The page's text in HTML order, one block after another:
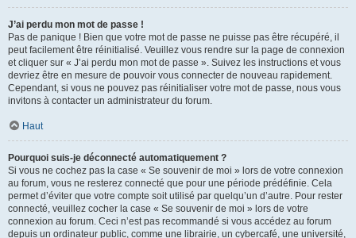
J’ai perdu mon mot de passe !
Pas de panique ! Bien que votre mot de passe ne puisse pas être récupéré, il
peut facilement être réinitialisé. Veuillez vous rendre sur la page de connexion
et cliquer sur « J’ai perdu mon mot de passe ». Suivez les instructions et vous
devriez être en mesure de pouvoir vous connecter de nouveau rapidement.
Cependant, si vous ne pouvez pas réinitialiser votre mot de passe, nous vous
invitons à contacter un administrateur du forum.
Haut
Pourquoi suis-je déconnecté automatiquement ?
Si vous ne cochez pas la case « Se souvenir de moi » lors de votre connexion
au forum, vous ne resterez connecté que pour une période prédéfinie. Cela
permet d’éviter que votre compte soit utilisé par quelqu’un d’autre. Pour rester
connecté, veuillez cocher la case « Se souvenir de moi » lors de votre
connexion au forum. Ceci n’est pas recommandé si vous accédez au forum
depuis un ordinateur public, comme une librairie, un cybercafé, une université,